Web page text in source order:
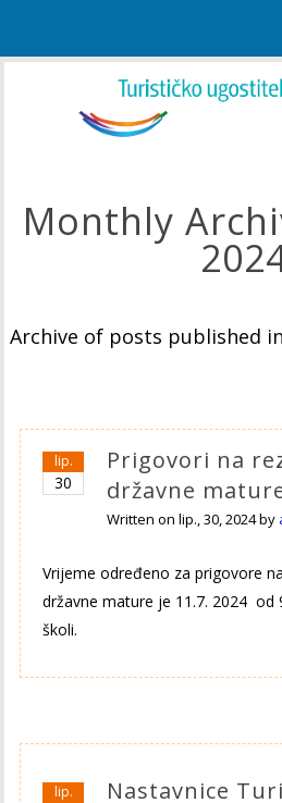
Monthly
Archive of posts published
lip.
30
Prigovori na
državne
Written onlip., 30, 2024by
Vrijeme određeno za prigovore
državne mature je 11.7. 2024 od
školi.
lip.
Nastavnice